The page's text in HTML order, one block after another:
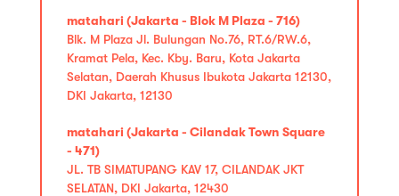
matahari (Jakarta - Blok M Plaza - 716)
Blk. M Plaza Jl. Bulungan No.76, RT.6/RW.6,
Kramat Pela, Kec. Kby. Baru, Kota Jakarta
Selatan, Daerah Khusus Ibukota Jakarta 12130,
DKI Jakarta, 12130
matahari (Jakarta - Cilandak Town Square
- 471)
JL. TB SIMATUPANG KAV 17, CILANDAK JKT
SELATAN, DKI Jakarta, 12430